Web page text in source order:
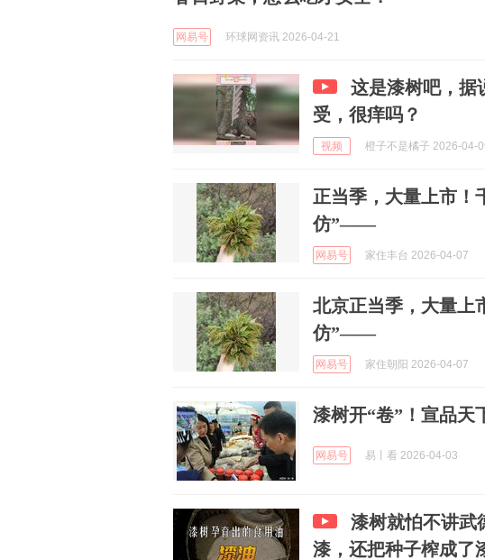
网易号 环球网资讯 2026-04-21
这是漆树吧，据
受，很痒吗？
视频 橙子不是橘子 2026-04-
正当季，大量上市！
仿”——
网易号 家住丰台 2026-04-07
北京正当季，大量上
仿”——
网易号 家住朝阳 2026-04-07
漆树开“卷”！宣品天
网易号 易丨看 2026-04-03
漆树就怕不讲武
漆，还把种子榨成了